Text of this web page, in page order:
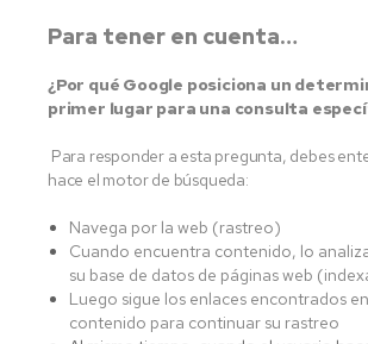
Para tener en cuenta…
¿Por qué Google posiciona un
primer lugar para una consulta
Para responder a esta pregunta, debes
hace el motor de búsqueda:
Navega por la web (rastreo)
Cuando encuentra contenido, lo
su base de datos de páginas web
Luego sigue los enlaces encontrados
contenido para continuar su rastreo